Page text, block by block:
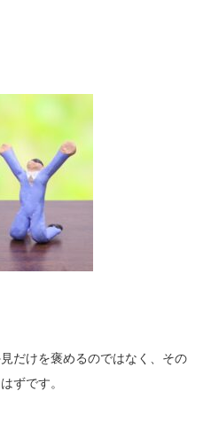
だけを褒めるのではなく、その
ずです。